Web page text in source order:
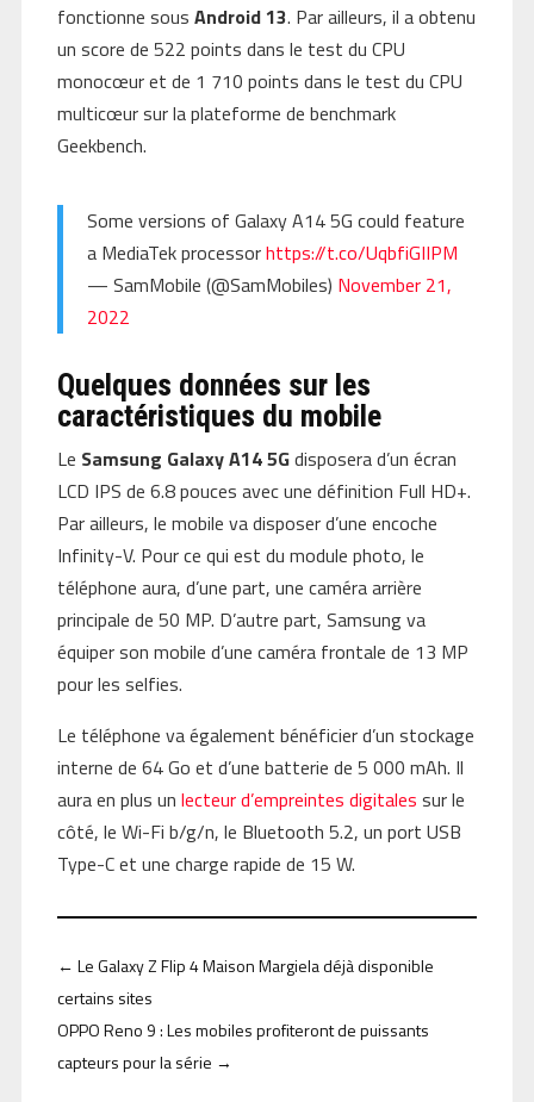
fonctionne sous Android 13. Par ailleurs, il a obtenu
un score de 522 points dans le test du CPU
monocœur et de 1 710 points dans le test du CPU
multicœur sur la plateforme de benchmark
Geekbench.
Some versions of Galaxy A14 5G could feature
a MediaTek processorhttps://t.co/UqbfiGIIPM
— SamMobile (@SamMobiles) November 21,
2022
Quelques données sur les
caractéristiques du mobile
Le Samsung Galaxy A14 5Gdisposera d’un écran
LCD IPS de 6.8 pouces avec une définition Full HD+.
Par ailleurs, le mobile va disposer d’une encoche
Infinity-V. Pour ce qui est du module photo, le
téléphone aura, d’une part, une caméra arrière
principale de 50 MP. D’autre part, Samsung va
équiper son mobile d’une caméra frontale de 13 MP
pour les selfies.
Le téléphone va également bénéficier d’un stockage
interne de 64 Go et d’une batterie de 5 000 mAh. Il
aura en plus un lecteur d’empreintes digitales sur le
côté, le Wi-Fi b/g/n, le Bluetooth 5.2, un port USB
Type-C et une charge rapide de 15 W.
← Le Galaxy Z Flip 4 Maison Margiela déjà disponible
certains sites
OPPO Reno 9 : Les mobiles profiteront de puissants
capteurs pour la série →